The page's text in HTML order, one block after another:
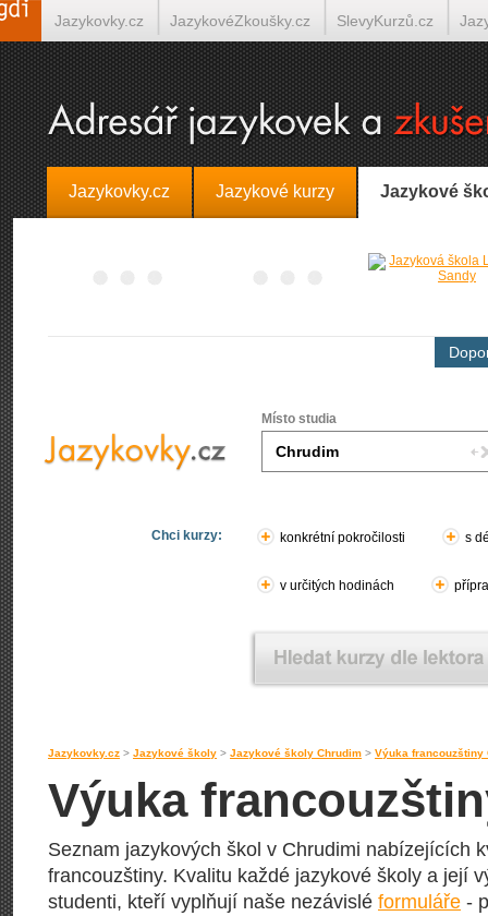
Jazykovky.cz Jazykové kurzy Jazykové
Místo studia
Chci kurzy: konkrétní pokročilosti s
v určitých hodinách
Jazykovky.cz > Jazykové školy > Jazykové školy Chrudim > Výuka francouzštiny
Výuka
Seznam jazykových škol v Chrudimi nabízejících
francouzštiny. Kvalitu každé jazykové školy a její
studenti, kteří vyplňují naše nezávislé formuláře -
Jazykovky.cz JazykovéZkoušky.cz SlevyKurzů.cz
Španělština on-line Italština on-line Tlumočení-